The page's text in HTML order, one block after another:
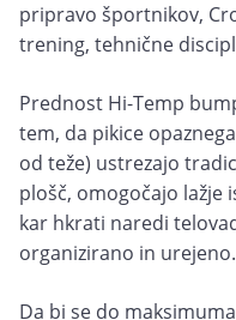
pripravo športnikov,
trening, tehnične
Prednost Hi-Temp
tem, da pikice
od teže) ustrezajo
plošč, omogočajo lažje
kar hkrati naredi
organizirano in urejeno.
Da bi se do